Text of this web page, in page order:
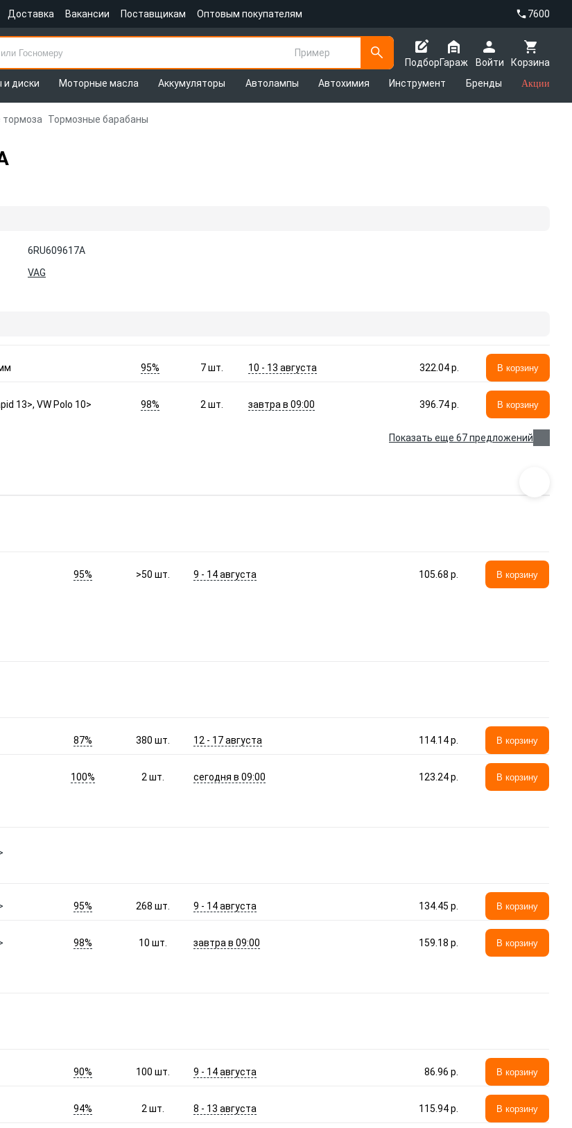
Доставка Вакансии Поставщикам Оптовым покупателям 7600
Пример
Подбор
Корзина
Гараж
Войти
диски Моторные масла Аккумуляторы Автолампы Автохимия Инструмент Бренды Акции
тормоза Тормозные барабаны
6RU609617A
VAG
95% 7шт. 10 - 13 августа 322.04 p. В корзину
13>, VW Polo 10> 98% 2шт. завтра в 09:00 396.74 p. В корзину
Показать еще 67 предложений
95% >50шт. 9 - 14 августа 105.68 p. В корзину
87% 380шт. 12 - 17 августа 114.14 p. В корзину
100% 2шт. сегодня в 09:00 123.24 p. В корзину
95% 268шт. 9 - 14 августа 134.45 p. В корзину
98% 10шт. завтра в 09:00 159.18 p. В корзину
90% 100шт. 9 - 14 августа 86.96 p. В корзину
94% 2шт. 8 - 13 августа 115.94 p. В корзину